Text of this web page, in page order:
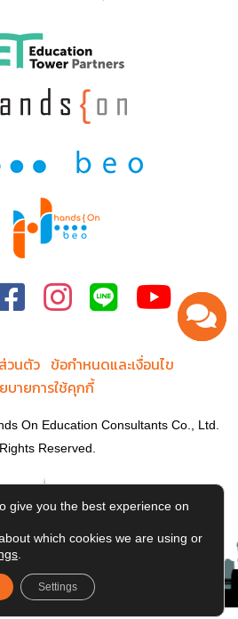
วนตัว ข้อกำหนดและเงื่อนไข
บายการใช้คุกกี้
On Education Consultants Co., Ltd.
Reserved.
give you the best experience on
which cookies we are using or
Settings